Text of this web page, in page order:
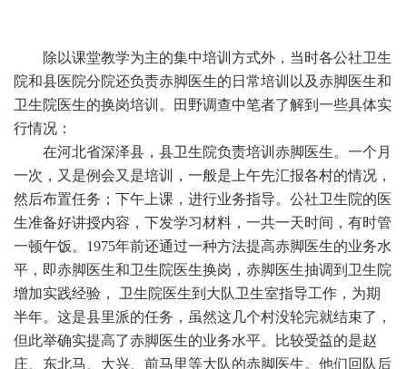
除以课堂教学为主的集中培训方式外，当时各公社卫生
院和县医院分院还负责赤脚医生的日常培训以及赤脚医生和
卫生院医生的换岗培训。田野调查中笔者了解到一些具体实
行情况：
在河北省深泽县，县卫生院负责培训赤脚医生。一个月
一次，又是例会又是培训，一般是上午先汇报各村的情况，
然后布置任务；下午上课，进行业务指导。公社卫生院的医
生准备好讲授内容，下发学习材料，一共一天时间，有时管
一顿午饭。1975年前还通过一种方法提高赤脚医生的业务水
平，即赤脚医生和卫生院医生换岗，赤脚医生抽调到卫生院
增加实践经验， 卫生院医生到大队卫生室指导工作，为期
半年。这是县里派的任务，虽然这几个村没轮完就结束了，
但此举确实提高了赤脚医生的业务水平。比较受益的是赵
庄、东北马、大兴、前马里等大队的赤脚医生。他们回队后